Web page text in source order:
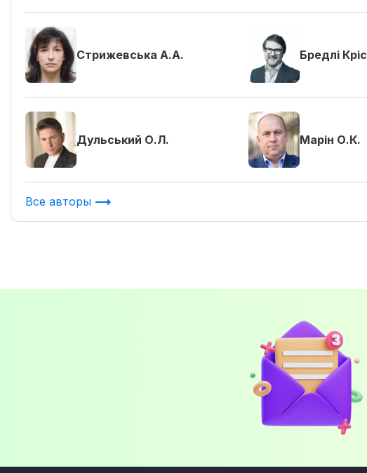
Стрижевська А.А. Бредлі Кріс
Дульський О.Л. Марін О.К.
Все авторы